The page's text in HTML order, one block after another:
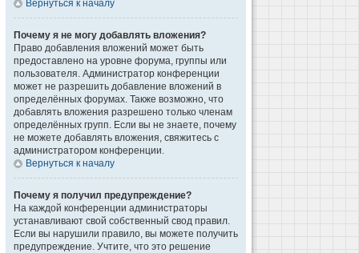
Вернуться к началу
Почему я не могу добавлять вложения?
Право добавления вложений может быть
предоставлено на уровне форума, группы или
пользователя. Администратор конференции
может не разрешить добавление вложений в
определённых форумах. Также возможно, что
добавлять вложения разрешено только членам
определённых групп. Если вы не знаете, почему
не можете добавлять вложения, свяжитесь с
администратором конференции.
Вернуться к началу
Почему я получил предупреждение?
На каждой конференции администраторы
устанавливают свой собственный свод правил.
Если вы нарушили правило, вы можете получить
предупреждение. Учтите, что это решение